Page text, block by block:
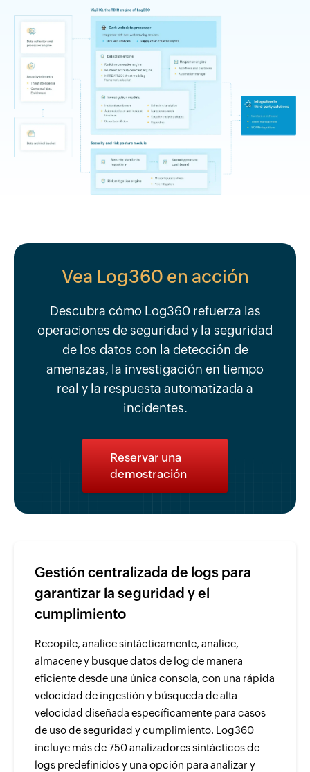
Vea Log360 en acción
Descubra cómo Log360 refuerza las
operaciones de seguridad y la seguridad
de los datos con la detección de
amenazas, la investigación en tiempo
real y la respuesta automatizada a
incidentes.
Reservar una
demostración
Gestión centralizada de logs para
garantizar la seguridad y el
cumplimiento
Recopile, analice sintácticamente, analice,
almacene y busque datos de log de manera
eficiente desde una única consola, con una rápida
velocidad de ingestión y búsqueda de alta
velocidad diseñada específicamente para casos
de uso de seguridad y cumplimiento. Log360
incluye más de 750 analizadores sintácticos de
logs predefinidos y una opción para analizar y